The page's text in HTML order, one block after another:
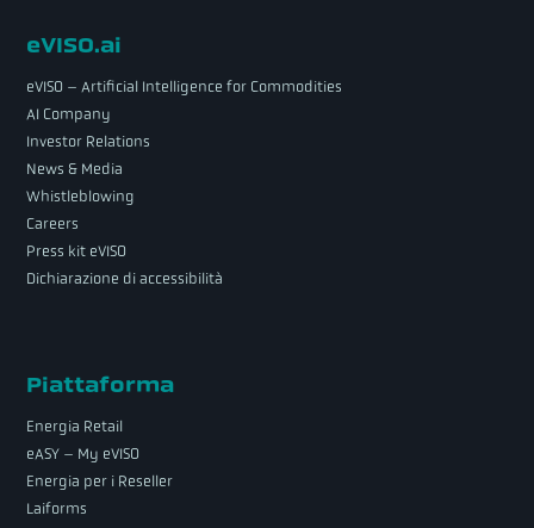
eVISO.ai
eVISO – Artificial Intelligence for Commodities
AI Company
Investor Relations
News & Media
Whistleblowing
Careers
Press kit eVISO
Dichiarazione di accessibilità
Piattaforma
Energia Retail
eASY – My eVISO
Energia per i Reseller
Laiforms